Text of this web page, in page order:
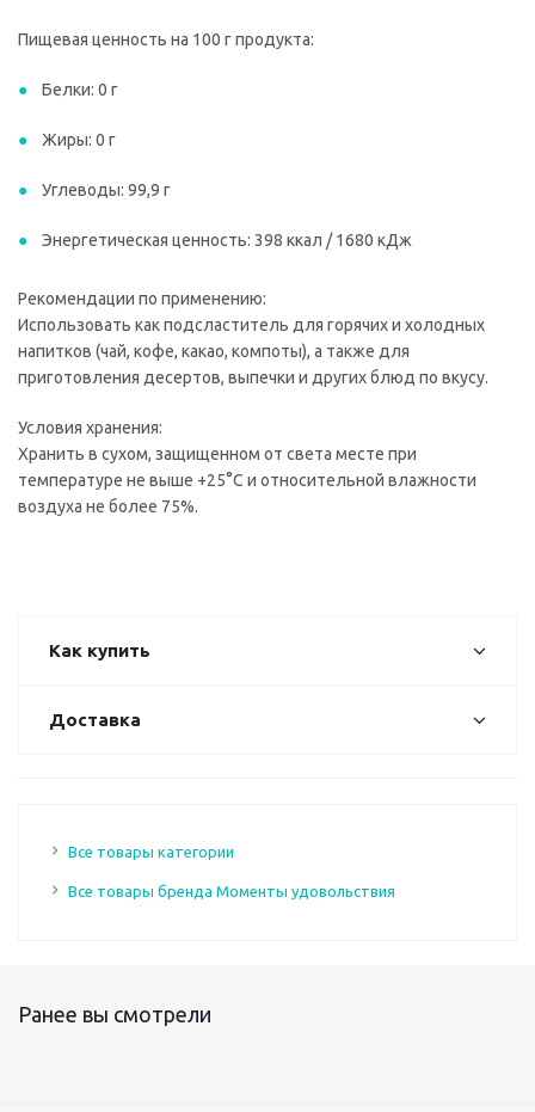
Пищевая ценность на 100 г продукта:
Белки: 0 г
Жиры: 0 г
Углеводы: 99,9 г
Энергетическая ценность: 398 ккал / 1680 кДж
Рекомендации по применению:
Использовать как подсластитель для горячих и холодных
напитков (чай, кофе, какао, компоты), а также для
приготовления десертов, выпечки и других блюд по вкусу.
Условия хранения:
Хранить в сухом, защищенном от света месте при
температуре не выше +25°C и относительной влажности
воздуха не более 75%.
Как купить
Доставка
Все товары категории
Все товары бренда Моменты удовольствия
Ранее вы смотрели